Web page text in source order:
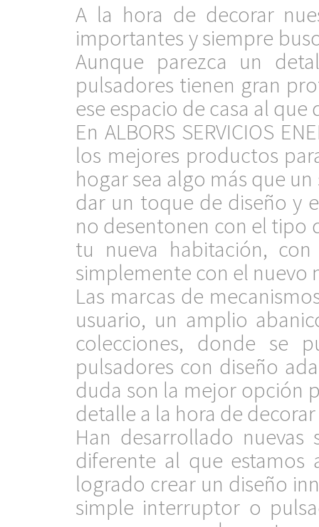
A la hora de decorar
importantes y siempre
Aunque parezca un
pulsadores tienen gran
ese espacio de casa al
En ALBORS SERVICIOS
los mejores productos
hogar sea algo más que
dar un toque de diseño y
no desentonen con el tipo
tu nueva habitación,
simplemente con el nuevo
Las marcas de
usuario, un amplio
colecciones, donde se
pulsadores con diseño
duda son la mejor opción
detalle a la hora de
Han desarrollado
diferente al que estamos
logrado crear un diseño
simple interruptor o